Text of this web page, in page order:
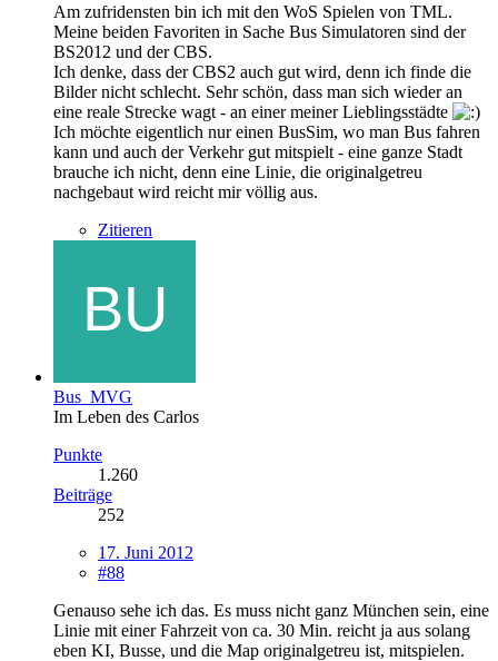
Am zufridensten bin ich mit den WoS Spielen von TML.
Meine beiden Favoriten in Sache Bus Simulatoren sind der
BS2012 und der CBS.
Ich denke, dass der CBS2 auch gut wird, denn ich finde die
Bilder nicht schlecht. Sehr schön, dass man sich wieder an
eine reale Strecke wagt - an einer meiner Lieblingsstädte
Ich möchte eigentlich nur einen BusSim, wo man Bus fahren
kann und auch der Verkehr gut mitspielt - eine ganze Stadt
brauche ich nicht, denn eine Linie, die originalgetreu
nachgebaut wird reicht mir völlig aus.
Zitieren
Bus_MVG
Im Leben des Carlos
Punkte
1.260
Beiträge
252
17. Juni 2012
#88
Genauso sehe ich das. Es muss nicht ganz München sein, eine
Linie mit einer Fahrzeit von ca. 30 Min. reicht ja aus solang
eben KI, Busse, und die Map originalgetreu ist, mitspielen.